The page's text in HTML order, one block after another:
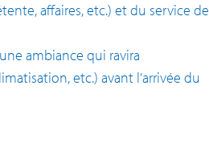
affaires, etc.) et du service de
ambiance qui ravira
etc.) avant l’arrivée du